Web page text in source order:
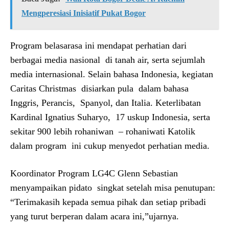
Mengperesiasi Inisiatif Pukat Bogor
Program belasarasa ini mendapat perhatian dari
berbagai media nasional di tanah air, serta sejumlah
media internasional. Selain bahasa Indonesia, kegiatan
Caritas Christmas disiarkan pula dalam bahasa
Inggris, Perancis, Spanyol, dan Italia. Keterlibatan
Kardinal Ignatius Suharyo, 17 uskup Indonesia, serta
sekitar 900 lebih rohaniwan – rohaniwati Katolik
dalam program ini cukup menyedot perhatian media.
Koordinator Program LG4C Glenn Sebastian
menyampaikan pidato singkat setelah misa penutupan:
“Terimakasih kepada semua pihak dan setiap pribadi
yang turut berperan dalam acara ini,”ujarnya.